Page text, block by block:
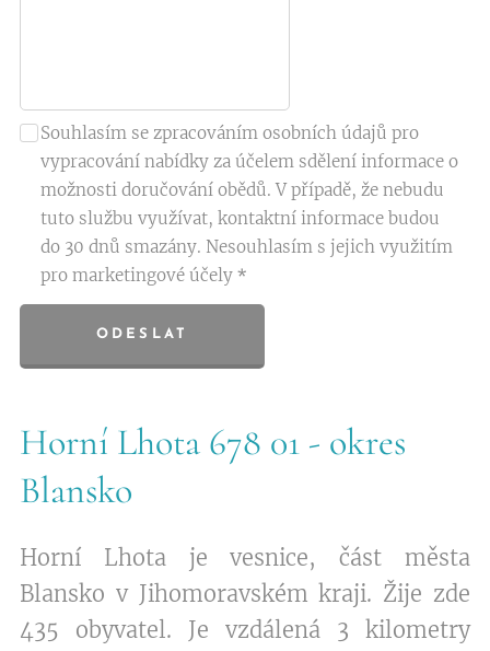
Souhlasím se zpracováním osobních údajů pro
vypracování nabídky za účelem sdělení informace o
možnosti doručování obědů. V případě, že nebudu
tuto službu využívat, kontaktní informace budou
do 30 dnů smazány. Nesouhlasím s jejich využitím
pro marketingové účely
ODESLAT
Horní Lhota 678 01 - okres
Blansko
Horní Lhota je vesnice, část města
Blansko v Jihomoravském kraji. Žije zde
435 obyvatel. Je vzdálená 3 kilometry